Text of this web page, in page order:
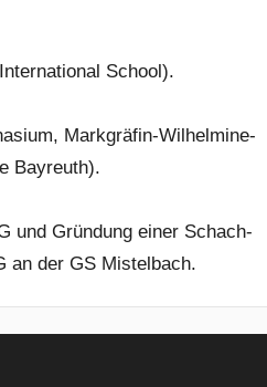
School).
Markgräfin-Wilhelmine-
Bayreuth).
und Gründung einer Schach-
an der GS Mistelbach.